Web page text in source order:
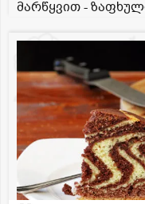
მარწყვით -